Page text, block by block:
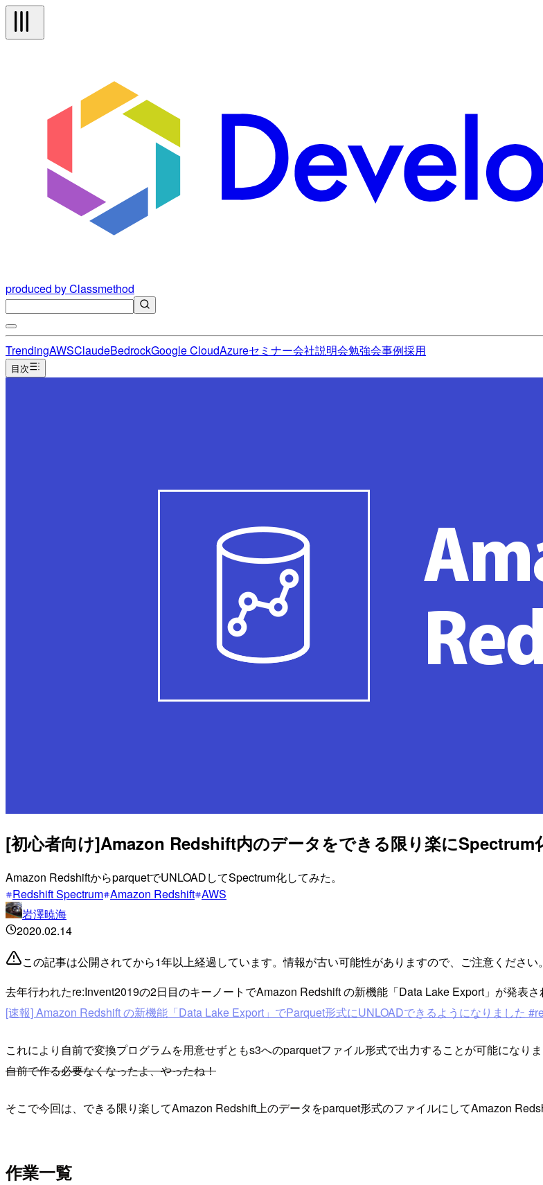
produced by Classmethod
TrendingAWSClaudeBedrockGoogle CloudAzureセミナー会社説明会勉強会事例採用
目次
[初心者向け]Amazon Redshift内のデータをできる限り楽にSpectrum
Amazon RedshiftからparquetでUNLOADしてSpectrum化してみた。
Redshift Spectrum Amazon Redshift AWS
岩澤暁海
2020.02.14
この記事は公開されてから1年以上経過しています。情報が古い可能性がありますので、ご注意ください。
去年行われたre:Invent2019の2日目のキーノートでAmazon Redshift の新機能「Data Lake Export」が発表さ
[速報] Amazon Redshift の新機能「Data Lake Export」でParquet形式にUNLOADできるようになりました
これにより自前で変換プログラムを用意せずともs3へのparquetファイル形式で出力することが可能になりま
自前で作る必要なくなったよ、やったね！
そこで今回は、できる限り楽してAmazon Redshift上のデータをparquet形式のファイルにしてAmazon
作業一覧